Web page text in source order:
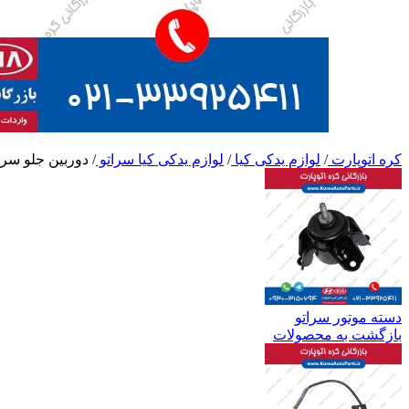
کره اتوپارت/ لوازم یدکی کیا/ لوازم یدکی کیا سراتو/ دوربین جلو
دسته موتور سراتو
بازگشت به محصولات